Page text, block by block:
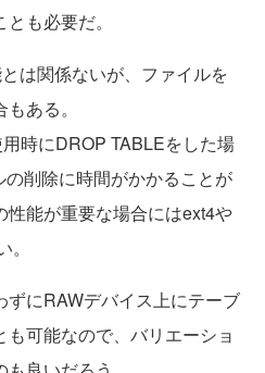
も必要だ。
は関係ないが、ファイルを
ある。
時にDROP TABLEをした場
削除に時間がかかることが
能が重要な場合にはext4や
にRAWデバイス上にテーブ
可能なので、バリエーショ